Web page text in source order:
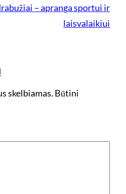
– apranga sportui ir
laisvalaikiui
skelbiamas. Būtini